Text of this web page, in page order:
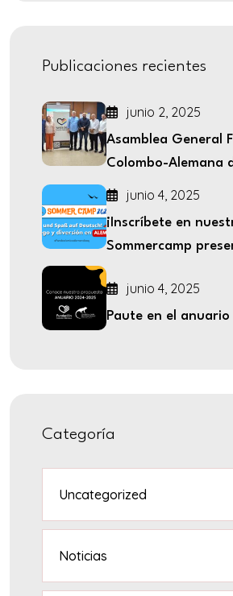
Publicaciones recientes
junio 2, 2025
Asamblea General
Colombo-Alemana
junio 4, 2025
¡Inscríbete en
Sommercamp
junio 4, 2025
Paute en el anuario
Categoría
Uncategorized
Noticias